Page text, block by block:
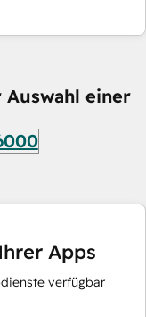
einer
Apps
verfügbar